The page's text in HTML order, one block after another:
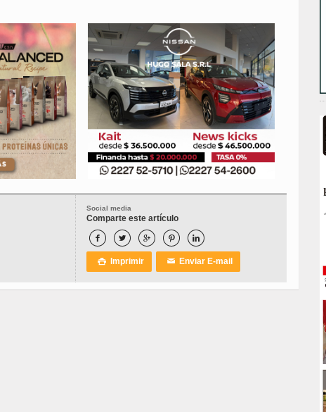
Social media
Comparte este artículo
    
 Imprimir ✉ Enviar E-mail